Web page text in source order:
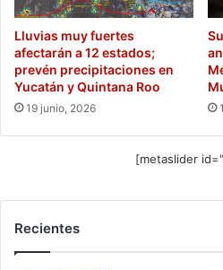
Lluvias muy fuertes
afectarán a 12 estados;
prevén precipitaciones en
Yucatán y Quintana Roo
19 junio, 2026
[metaslider
Recientes